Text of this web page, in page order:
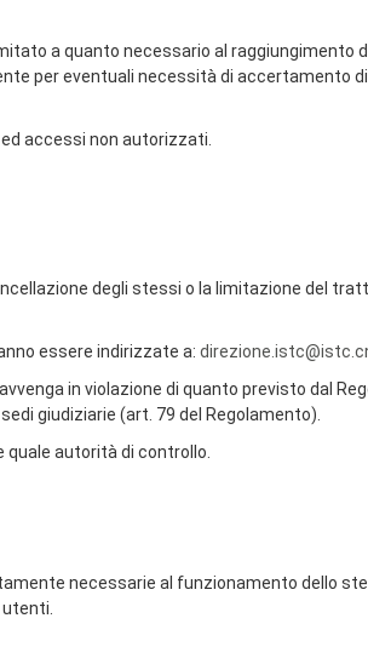
a quanto necessario al raggiungimento
per eventuali necessità di accertamento
accessi non autorizzati.
degli stessi o la limitazione del
essere indirizzate a:
in violazione di quanto previsto dal
giudiziarie (art. 79 del Regolamento).
autorità di controllo.
necessarie al funzionamento dello